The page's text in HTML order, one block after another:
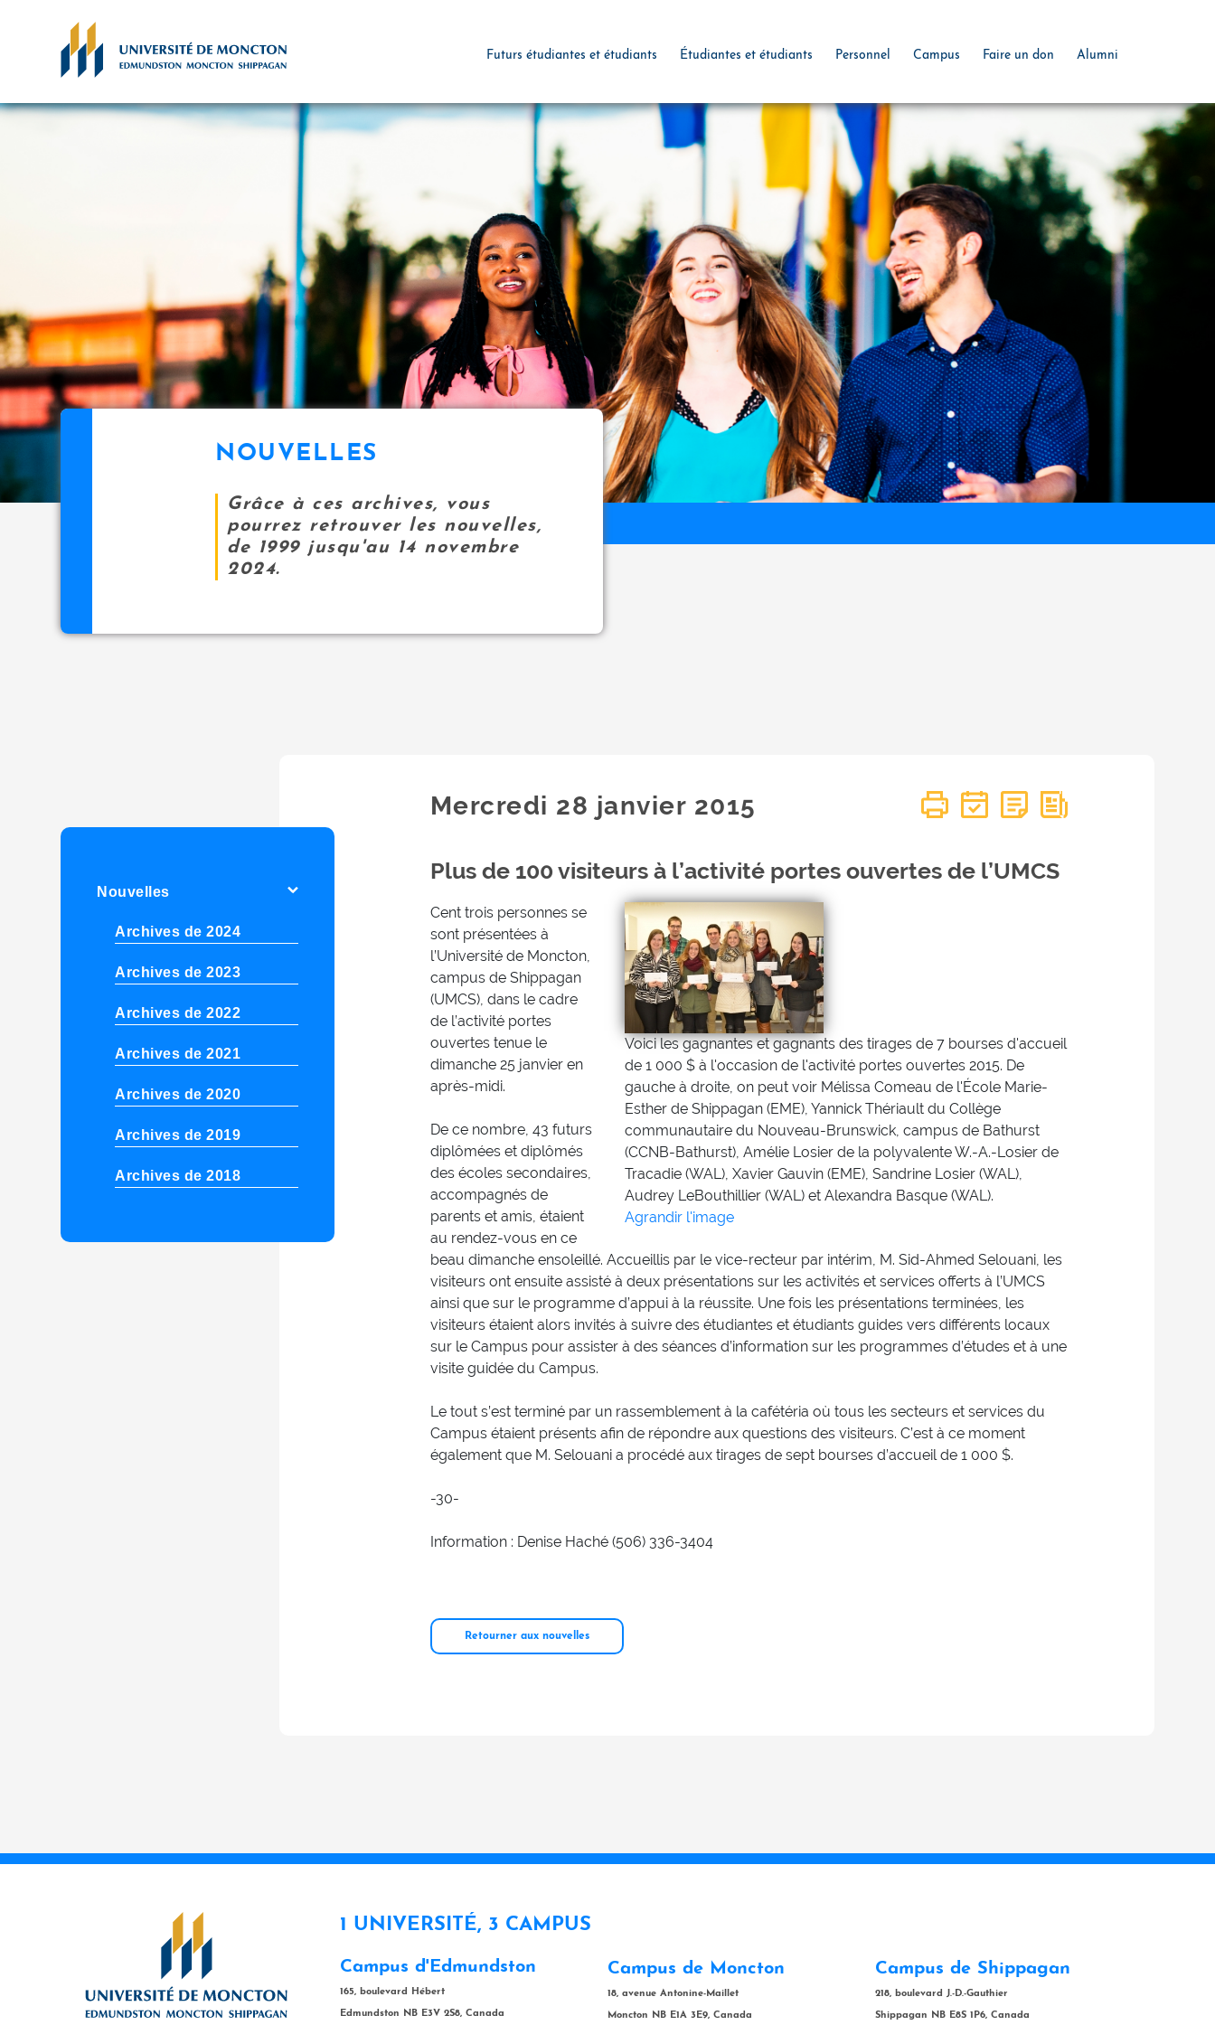
Futurs étudiantes et étudiants Étudiantes et étudiants Personnel Campus Faire un don Alumni
NOUVELLES
Grâce à ces archives, vous
pourrez retrouver les nouvelles,
de 1999 jusqu'au 14 novembre
2024.
Nouvelles
Archives de 2024
Archives de 2023
Archives de 2022
Archives de 2021
Archives de 2020
Archives de 2019
Archives de 2018
Mercredi 28 janvier 2015
Plus de 100 visiteurs à l’activité portes ouvertes de l’UMCS
Voici les gagnantes et gagnants des tirages de 7 bourses d'accueil
de 1 000 $ à l'occasion de l'activité portes ouvertes 2015. De
gauche à droite, on peut voir Mélissa Comeau de l'École Marie-
Esther de Shippagan (EME), Yannick Thériault du Collège
communautaire du Nouveau-Brunswick, campus de Bathurst
(CCNB-Bathurst), Amélie Losier de la polyvalente W.-A.-Losier de
Tracadie (WAL), Xavier Gauvin (EME), Sandrine Losier (WAL),
Audrey LeBouthillier (WAL) et Alexandra Basque (WAL).
Agrandir l'image
Cent trois personnes se
sont présentées à
l’Université de Moncton,
campus de Shippagan
(UMCS), dans le cadre
de l’activité portes
ouvertes tenue le
dimanche 25 janvier en
après-midi.
De ce nombre, 43 futurs
diplômées et diplômés
des écoles secondaires,
accompagnés de
parents et amis, étaient
au rendez-vous en ce
beau dimanche ensoleillé. Accueillis par le vice-recteur par intérim, M. Sid-Ahmed Selouani, les
visiteurs ont ensuite assisté à deux présentations sur les activités et services offerts à l’UMCS
ainsi que sur le programme d’appui à la réussite. Une fois les présentations terminées, les
visiteurs étaient alors invités à suivre des étudiantes et étudiants guides vers différents locaux
sur le Campus pour assister à des séances d’information sur les programmes d’études et à une
visite guidée du Campus.
Le tout s’est terminé par un rassemblement à la cafétéria où tous les secteurs et services du
Campus étaient présents afin de répondre aux questions des visiteurs. C’est à ce moment
également que M. Selouani a procédé aux tirages de sept bourses d’accueil de 1 000 $.
-30-
Information : Denise Haché (506) 336-3404
Retourner aux nouvelles
1 UNIVERSITÉ, 3 CAMPUS
Campus d'Edmundston
165, boulevard Hébert
Edmundston NB E3V 2S8, Canada
Campus de Moncton
18, avenue Antonine-Maillet
Moncton NB E1A 3E9, Canada
Campus de Shippagan
218, boulevard J.-D.-Gauthier
Shippagan NB E8S 1P6, Canada